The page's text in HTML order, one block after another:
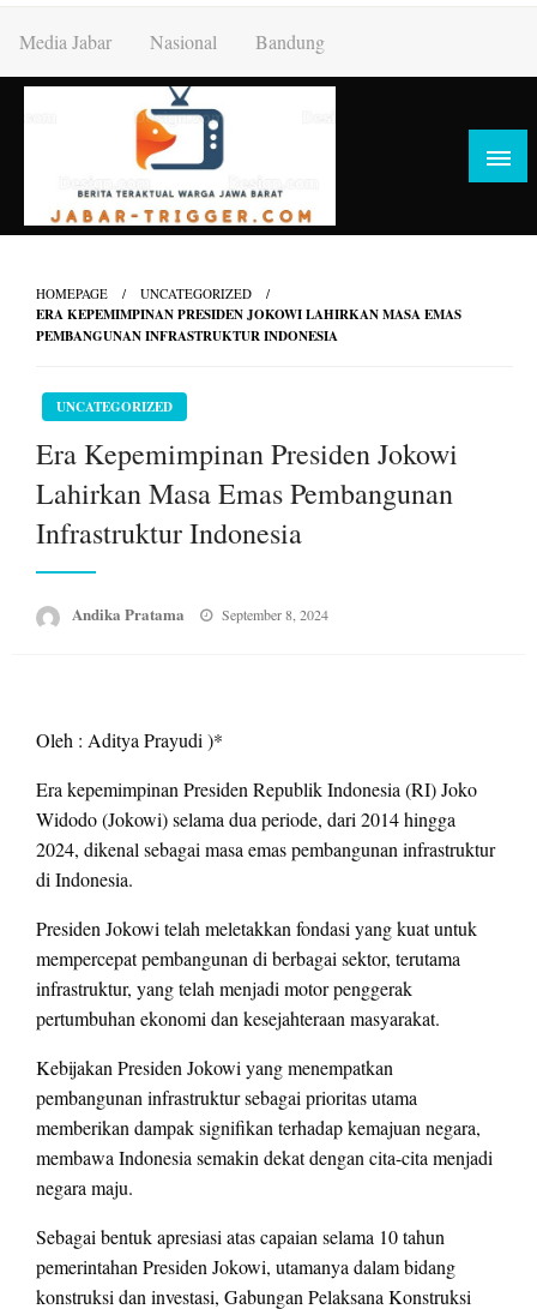
content
Media Jabar Nasional Bandung
HOMEPAGE UNCATEGORIZED
ERA KEPEMIMPINAN PRESIDEN JOKOWI LAHIRKAN MASA EMAS
PEMBANGUNAN INFRASTRUKTUR INDONESIA
UNCATEGORIZED
Era Kepemimpinan Presiden Jokowi
Lahirkan Masa Emas Pembangunan
Infrastruktur Indonesia
Andika Pratama
Posted
September 8, 2024
Oleh : Aditya Prayudi )*
Era kepemimpinan Presiden Republik Indonesia (RI) Joko
Widodo (Jokowi) selama dua periode, dari 2014 hingga
2024, dikenal sebagai masa emas pembangunan infrastruktur
di Indonesia.
Presiden Jokowi telah meletakkan fondasi yang kuat untuk
mempercepat pembangunan di berbagai sektor, terutama
infrastruktur, yang telah menjadi motor penggerak
pertumbuhan ekonomi dan kesejahteraan masyarakat.
Kebijakan Presiden Jokowi yang menempatkan
pembangunan infrastruktur sebagai prioritas utama
memberikan dampak signifikan terhadap kemajuan negara,
membawa Indonesia semakin dekat dengan cita-cita menjadi
negara maju.
Sebagai bentuk apresiasi atas capaian selama 10 tahun
pemerintahan Presiden Jokowi, utamanya dalam bidang
konstruksi dan investasi, Gabungan Pelaksana Konstruksi